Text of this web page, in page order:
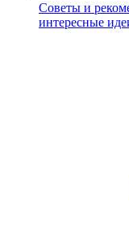
Советы и
интересные